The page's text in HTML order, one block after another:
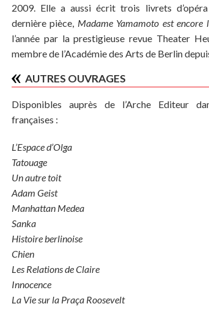
2009. Elle a aussi écrit trois livrets
dernière pièce, Madame Yamamoto est encore
l’année par la prestigieuse revue Theater
membre de l’Académie des Arts de Berlin
AUTRES OUVRAGES
Disponibles auprès de l’Arche Editeur
françaises :
L’Espace d’Olga
Tatouage
Un autre toit
Adam Geist
Manhattan Medea
Sanka
Histoire berlinoise
Chien
Les Relations de Claire
Innocence
La Vie sur la Praça Roosevelt